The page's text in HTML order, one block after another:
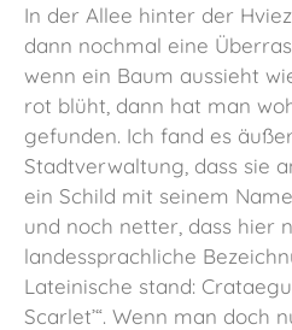
In der Allee hinter der
dann nochmal eine
wenn ein Baum aussieht
rot blüht, dann hat man
gefunden. Ich fand es
Stadtverwaltung, dass sie
ein Schild mit seinem
und noch netter, dass hier
landessprachliche
Lateinische stand:
Scarlet’“. Wenn man doch